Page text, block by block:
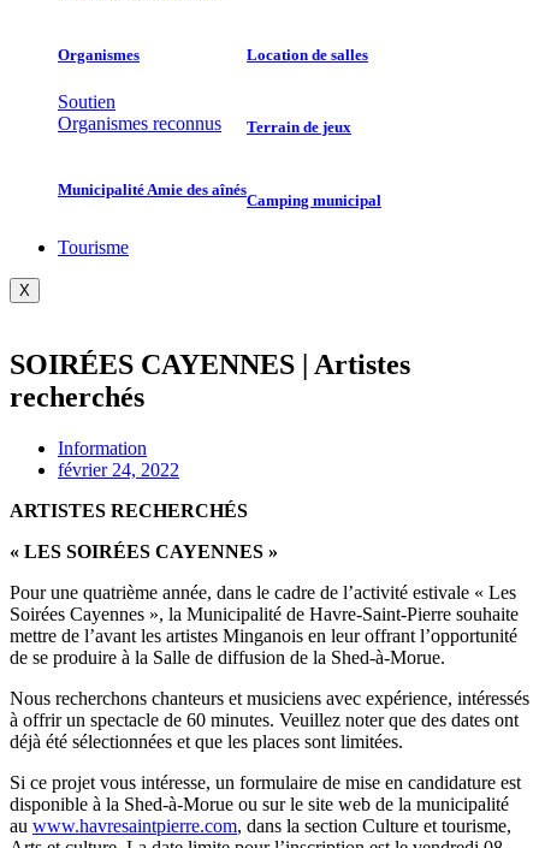
Organismes
Soutien
Organismes reconnus
Municipalité Amie des aînés
Location de salles
Terrain de jeux
Camping municipal
Tourisme
X
SOIRÉES CAYENNES | Artistes
recherchés
Information
février 24, 2022
ARTISTES RECHERCHÉS
« LES SOIRÉES CAYENNES »
Pour une quatrième année, dans le cadre de l’activité estivale « Les
Soirées Cayennes », la Municipalité de Havre-Saint-Pierre souhaite
mettre de l’avant les artistes Minganois en leur offrant l’opportunité
de se produire à la Salle de diffusion de la Shed-à-Morue.
Nous recherchons chanteurs et musiciens avec expérience, intéressés
à offrir un spectacle de 60 minutes. Veuillez noter que des dates ont
déjà été sélectionnées et que les places sont limitées.
Si ce projet vous intéresse, un formulaire de mise en candidature est
disponible à la Shed-à-Morue ou sur le site web de la municipalité
au www.havresaintpierre.com, dans la section Culture et tourisme,